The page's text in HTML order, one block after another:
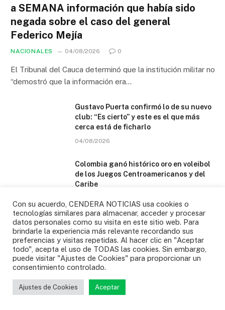
a SEMANA información que había sido
negada sobre el caso del general
Federico Mejía
NACIONALES 04/08/2026 0
El Tribunal del Cauca determinó que la institución militar no
“demostró que la información era…
Gustavo Puerta confirmó lo de su nuevo
club: “Es cierto” y este es el que más
cerca está de ficharlo
04/08/2026
Colombia ganó histórico oro en voleibol
de los Juegos Centroamericanos y del
Caribe
¿Cuándo vuelve a jugar la selección de
Colombia? Ya hay dos amistosos en el
radar?
30/07/2026
Con su acuerdo, CENDERA NOTICIAS usa cookies o
tecnologías similares para almacenar, acceder y procesar
datos personales como su visita en este sitio web. Para
brindarle la experiencia más relevante recordando sus
preferencias y visitas repetidas. Al hacer clic en "Aceptar
todo", acepta el uso de TODAS las cookies. Sin embargo,
puede visitar "Ajustes de Cookies" para proporcionar un
consentimiento controlado.
Ajustes de Cookies Aceptar